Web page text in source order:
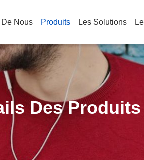
Nous Produits Les Solutions
Des Produits